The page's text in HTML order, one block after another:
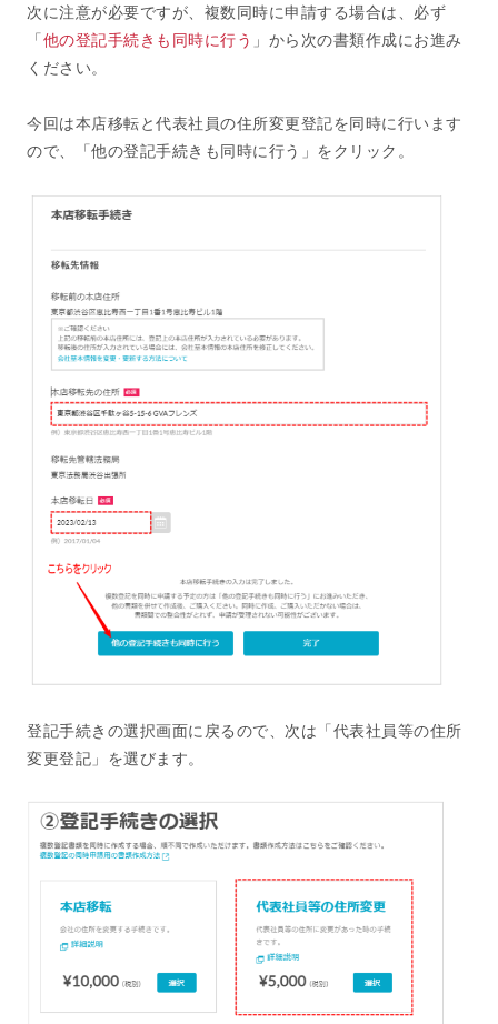
次に注意が必要ですが、複数同時に申請する場合は、必ず
「他の登記手続きも同時に行う 」から次の書類作成にお進み
ください。
今回は本店移転と代表社員の住所変更登記を同時に行います
ので、「他の登記手続きも同時に行う」をクリック。
登記手続きの選択画面に戻るので、次は「代表社員等の住所
変更登記」を選びます。